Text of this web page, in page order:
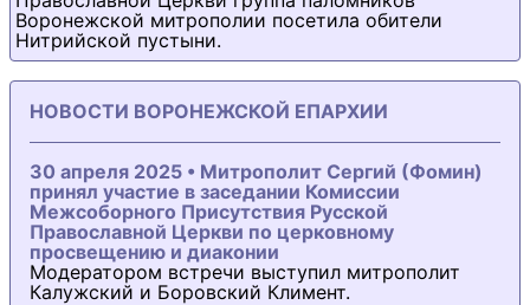
Воронежской митрополии посетила обители
Нитрийской пустыни.
НОВОСТИ ВОРОНЕЖСКОЙ ЕПАРХИИ
30 апреля 2025 • Митрополит Сергий (Фомин)
принял участие в заседании Комиссии
Межсоборного Присутствия Русской
Православной Церкви по церковному
просвещению и диаконии
Модератором встречи выступил митрополит
Калужский и Боровский Климент.